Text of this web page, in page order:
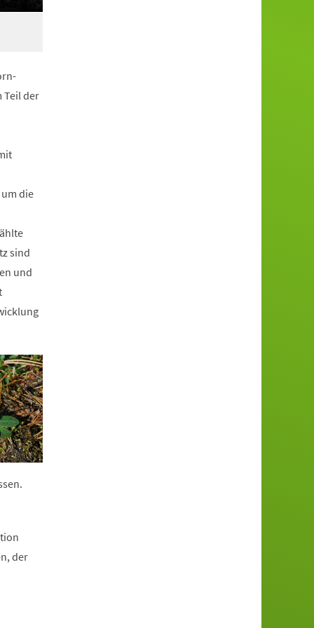
Teil der
die
sind
und
der